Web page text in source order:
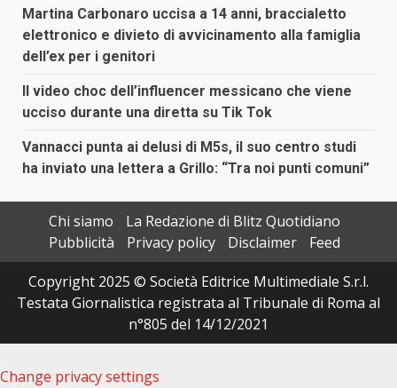
Martina Carbonaro uccisa a 14 anni, braccialetto
elettronico e divieto di avvicinamento alla famiglia
dell’ex per i genitori
Il video choc dell’influencer messicano che viene
ucciso durante una diretta su Tik Tok
Vannacci punta ai delusi di M5s, il suo centro studi
ha inviato una lettera a Grillo: “Tra noi punti comuni”
Chi siamo
La Redazione di Blitz Quotidiano
Pubblicità
Privacy policy Disclaimer
Feed
Copyright 2025 © Società Editrice Multimediale S.r.l.
Testata Giornalistica registrata al Tribunale di Roma al
n°805 del 14/12/2021
Change privacy settings